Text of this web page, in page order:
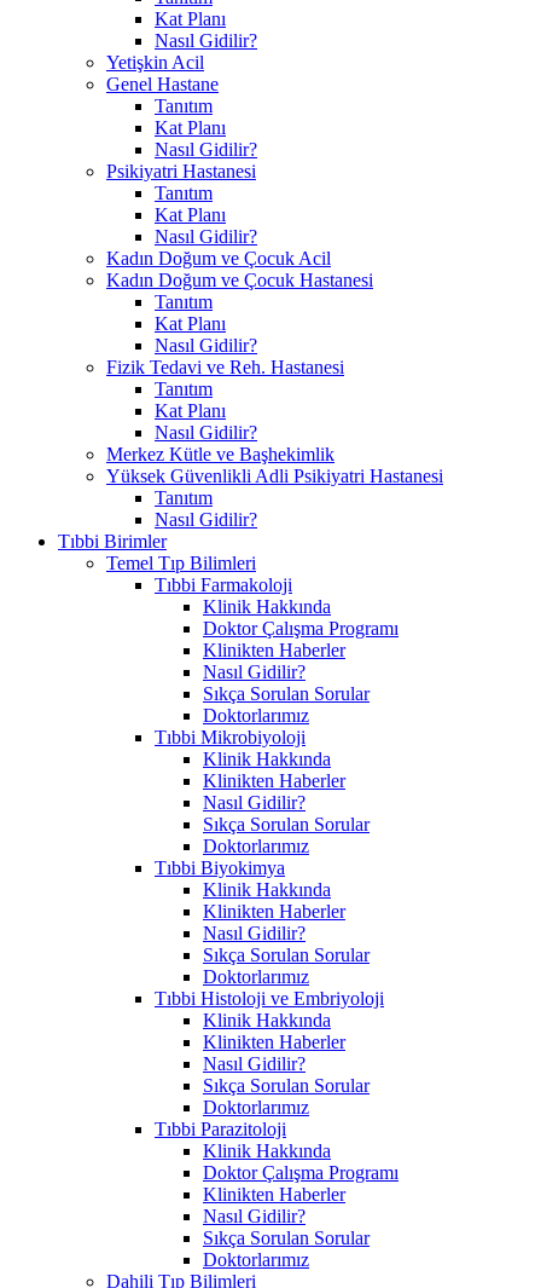
Kat Planı
Nasıl Gidilir?
Yetişkin Acil
Genel Hastane
Tanıtım
Kat Planı
Nasıl Gidilir?
Psikiyatri Hastanesi
Tanıtım
Kat Planı
Nasıl Gidilir?
Kadın Doğum ve Çocuk Acil
Kadın Doğum ve Çocuk Hastanesi
Tanıtım
Kat Planı
Nasıl Gidilir?
Fizik Tedavi ve Reh. Hastanesi
Tanıtım
Kat Planı
Nasıl Gidilir?
Merkez Kütle ve Başhekimlik
Yüksek Güvenlikli Adli Psikiyatri Hastanesi
Tanıtım
Nasıl Gidilir?
Tıbbi Birimler
Temel Tıp Bilimleri
Tıbbi Farmakoloji
Klinik Hakkında
Doktor Çalışma Programı
Klinikten Haberler
Nasıl Gidilir?
Sıkça Sorulan Sorular
Doktorlarımız
Tıbbi Mikrobiyoloji
Klinik Hakkında
Klinikten Haberler
Nasıl Gidilir?
Sıkça Sorulan Sorular
Doktorlarımız
Tıbbi Biyokimya
Klinik Hakkında
Klinikten Haberler
Nasıl Gidilir?
Sıkça Sorulan Sorular
Doktorlarımız
Tıbbi Histoloji ve Embriyoloji
Klinik Hakkında
Klinikten Haberler
Nasıl Gidilir?
Sıkça Sorulan Sorular
Doktorlarımız
Tıbbi Parazitoloji
Klinik Hakkında
Doktor Çalışma Programı
Klinikten Haberler
Nasıl Gidilir?
Sıkça Sorulan Sorular
Doktorlarımız
Dahili Tıp Bilimleri